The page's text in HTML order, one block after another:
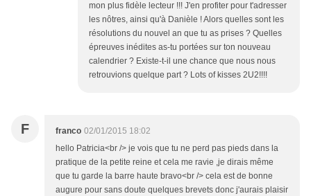
mon plus fidèle lecteur !!! J'en profiter pour t'adresser
les nôtres, ainsi qu'à Danièle ! Alors quelles sont les
résolutions du nouvel an que tu as prises ? Quelles
épreuves inédites as-tu portées sur ton nouveau
calendrier ? Existe-t-il une chance que nous nous
retrouvions quelque part ? Lots of kisses 2U2!!!!
F franco 02/01/2015 18:02
hello Patricia<br /> je vois que tu ne perd pas pieds dans la
pratique de la petite reine et cela me ravie ,je dirais même
que tu garde la barre haute bravo<br /> cela est de bonne
augure pour sans doute quelques brevets donc j'aurais plaisir